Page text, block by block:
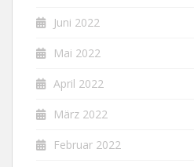
Juni 2022
Mai 2022
April 2022
März 2022
Februar 2022